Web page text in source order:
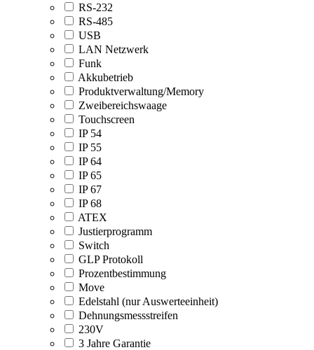
RS-232
RS-485
USB
LAN Netzwerk
Funk
Akkubetrieb
Produktverwaltung/Memory
Zweibereichswaage
Touchscreen
IP 54
IP 55
IP 64
IP 65
IP 67
IP 68
ATEX
Justierprogramm
Switch
GLP Protokoll
Prozentbestimmung
Move
Edelstahl (nur Auswerteeinheit)
Dehnungsmessstreifen
230V
3 Jahre Garantie